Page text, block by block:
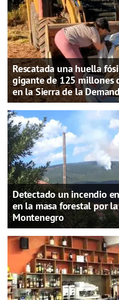
Rescatada una huella
gigante de 125 millones
en la Sierra de la
Detectado un incendio
en la masa forestal por
Montenegro